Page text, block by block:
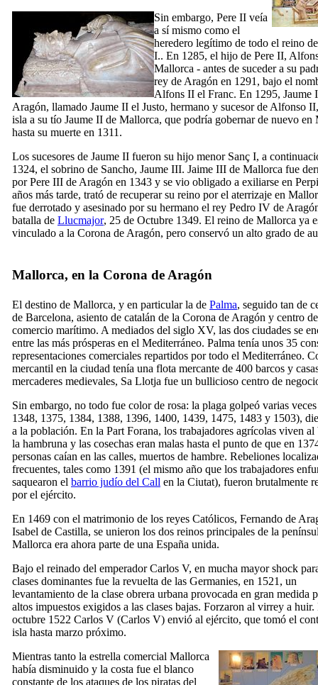
Sin embargo, Pere II veía
a sí mismo como el
heredero legítimo de todo el reino
I.. En 1285, el hijo de Pere II,
Mallorca - antes de suceder a su
rey de Aragón en 1291, bajo el
Alfons II el Franc. En 1295, Jaume
Aragón, llamado Jaume II el Justo, hermano y sucesor de Alfonso II
isla a su tío Jaume II de Mallorca, que podría gobernar de nuevo en
hasta su muerte en 1311.
Los sucesores de Jaume II fueron su hijo menor Sanç I, a
1324, el sobrino de Sancho, Jaume III. Jaime III de Mallorca fue
porPere III de Aragón en 1343 y se vio obligado a exiliarse en
años más tarde, trató de recuperar su reino por el aterrizaje en
fue derrotado y asesinado por su hermano el rey Pedro IV de
batalla de Llucmajor, 25 de Octubre 1349. El reino de Mallorca ya
vinculado a la Corona de Aragón, pero conservó un alto grado de
Mallorca, en la Corona de Aragón
El destino de Mallorca, y en particular la de Palma, seguido tan de
de Barcelona, asiento de catalán de la Corona de Aragón y centro de
comercio marítimo. A mediados del siglo XV, las dos ciudades se
entre las más prósperas en el Mediterráneo. Palma tenía unos 35
representaciones comerciales repartidos por todo el Mediterráneo.
mercantil en la ciudad tenía una flota mercante de 400 barcos y
mercaderes medievales, Sa Llotja fue un bullicioso centro de
Sin embargo, no todo fue color de rosa: la plaga golpeó varias
1348, 1375, 1384, 1388, 1396, 1400, 1439, 1475, 1483 y 1503),
a la población. En la Part Forana, los trabajadores agrícolas viven al
la hambruna y las cosechas eran malas hasta el punto de que en
personas caían en las calles, muertos de hambre. Rebeliones
frecuentes, tales como 1391 (el mismo año que los trabajadores
saquearon el barrio judío del Call en la Ciutat), fueron brutalmente
por el ejército.
En 1469 con el matrimonio de los reyes Católicos, Fernando de
Isabel de Castilla, se unieron los dos reinos principales de la
Mallorca era ahora parte de una España unida.
Bajo el reinado del emperador Carlos V, en mucha mayor shock
clases dominantes fue la revuelta de las Germanies, en 1521, un
levantamiento de la clase obrera urbana provocada en gran medida
altos impuestos exigidos a las clases bajas. Forzaron al virrey a huir.
octubre 1522 Carlos V (Carlos V) envió al ejército, que tomó el
isla hasta marzo próximo.
Mientras tanto la estrella comercial Mallorca
había disminuido y la costa fue el blanco
constante de los ataques de los piratas del